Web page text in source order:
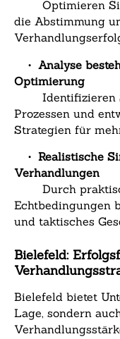
Optimieren Sie
die Abstimmung
• Analyse
Optimierung
Identifizieren
Prozessen und
Strategien für
• Realistische
Verhandlungen
Durch
Echtbedingungen
und taktisches
Bielefeld:
Bielefeld bietet
Lage, sondern